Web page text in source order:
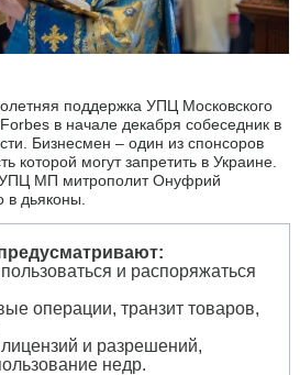
поддержка УПЦ Московского
в начале декабря собеседник в
Бизнесмен – один из спонсоров
которой могут запретить в Украине.
УПЦ МП митрополит Онуфрий
в дьяконы.
и распоряжаться
операции, транзит товаров,
и разрешений,
недр.